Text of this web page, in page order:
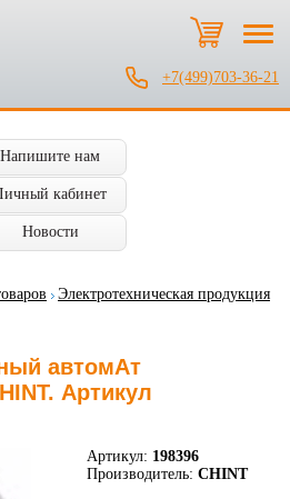
+7(499)703-36-21
Напишите нам
кабинет
Новости
Электротехническая продукция
автомАт
Артикул
Артикул: 198396
Производитель: CHINT